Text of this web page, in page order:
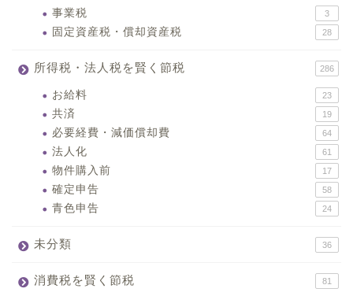
事業税 3
固定資産税・償却資産税 28
所得税・法人税を賢く節税 286
お給料 23
共済 19
必要経費・減価償却費 64
法人化 61
物件購入前 17
確定申告 58
青色申告 24
未分類 36
消費税を賢く節税 81